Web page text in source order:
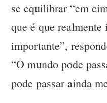
se equilibrar “em
que é que realmente
importante”,
“O mundo pode
pode passar ainda